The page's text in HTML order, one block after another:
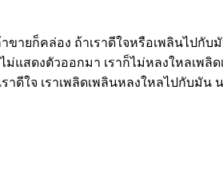
ายก็คล่อง ถ้าเราดีใจหรือเพลินไปกั
แสดงตัวออกมา เราก็ไม่หลงใหลเพ
ดีใจ เราเพลิดเพลินหลงใหลไปกับมัน